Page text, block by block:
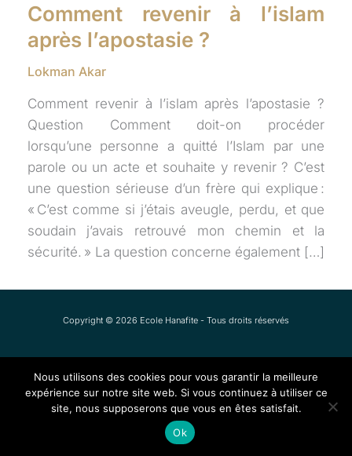
Comment revenir à l’islam
après l’apostasie ?
Lokman Akar
Comment revenir à l’islam après l’apostasie ?
Question Comment doit-on procéder
lorsqu’une personne a quitté l’Islam par une
parole ou un acte et souhaite y revenir ? C’est
une question sérieuse d’un frère qui explique :
« C’est comme si j’étais aveugle, perdu, et que
soudain j’avais retrouvé mon chemin et la
sécurité. » La question concerne également […]
Copyright © 2026 Ecole Hanafite - Tous droits réservés
Nous utilisons des cookies pour vous garantir la meilleure
expérience sur notre site web. Si vous continuez à utiliser ce
site, nous supposerons que vous en êtes satisfait.
Ok